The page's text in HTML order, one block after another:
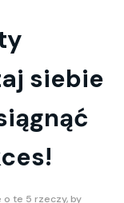
siebie
o te 5 rzeczy, by